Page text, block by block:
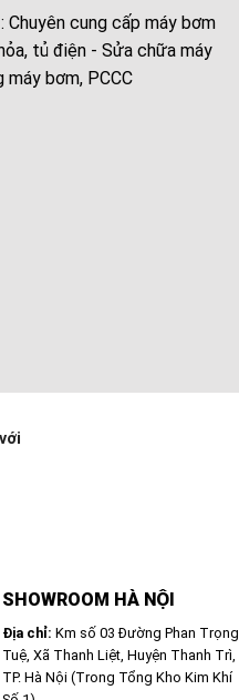
Chuyên cung cấp máy bơm
tủ điện - Sửa chữa máy
bơm, PCCC
SHOWROOM HÀ NỘI
Địa chỉ: Km số 03 Đường Phan Trọng
Tuệ, Xã Thanh Liệt, Huyện Thanh Trì,
TP. Hà Nội (Trong Tổng Kho Kim Khí